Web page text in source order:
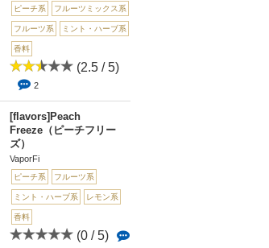
ピーチ系 フルーツミックス系
フルーツ系 ミント・ハーブ系
香料
(2.5 / 5)
2
[flavors]Peach
Freeze（ピーチフリー
ズ）
VaporFi
ピーチ系 フルーツ系
ミント・ハーブ系 レモン系
香料
(0 / 5)